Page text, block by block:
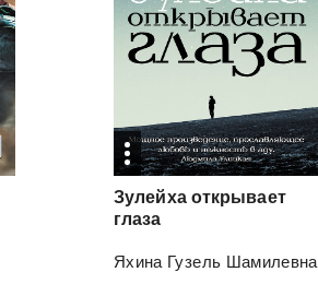
Зулейха открывает
глаза
Яхина Гузель Шамилевна